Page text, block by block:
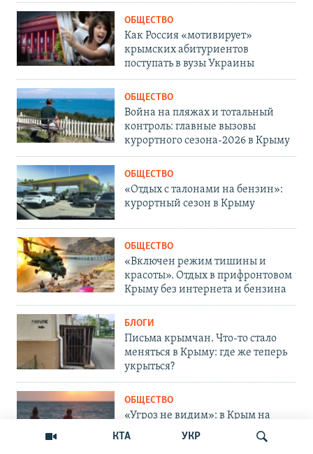
КТА УКР
ОБЩЕСТВО
Как Россия «мотивирует»
крымских абитуриентов
поступать в вузы Украины
ОБЩЕСТВО
Война на пляжах и тотальный
контроль: главные вызовы
курортного сезона-2026 в Крыму
ОБЩЕСТВО
«Отдых с талонами на бензин»:
курортный сезон в Крыму
ОБЩЕСТВО
«Включен режим тишины и
красоты». Отдых в прифронтовом
Крыму без интернета и бензина
БЛОГИ
Письма крымчан. Что-то стало
меняться в Крыму: где же теперь
укрыться?
ОБЩЕСТВО
«Угроз не видим»: в Крым на
отдых и оздоровление завезут